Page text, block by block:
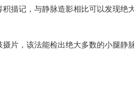
描记，与静脉造影相比可以发现绝
片，该法能检出绝大多数的小腿静